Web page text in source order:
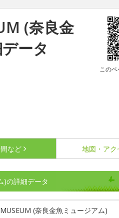
(奈良金
ータ
この
など 地図・アク
)の詳細データ
(奈良金魚ミュージアム)